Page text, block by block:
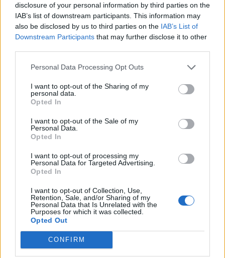
disclosure of your personal information by third parties on the
IAB’s list of downstream participants. This information may
also be disclosed by us to third parties on the IAB’s List of
Downstream Participants that may further disclose it to other
Personal Data Processing Opt Outs
I want to opt-out of the Sharing of my
personal data.
Opted In
I want to opt-out of the Sale of my
Personal Data.
Opted In
I want to opt-out of processing my
Personal Data for Targeted Advertising.
Opted In
I want to opt-out of Collection, Use,
Retention, Sale, and/or Sharing of my
Personal Data that Is Unrelated with the
Purposes for which it was collected.
Opted Out
CONFIRM
ΡΟΗ ΕΙΔΗΣΕΩΝ
για την ενίσχυση της βιοασφάλειας
07/08/2026 - 17:02
Deloitte Ελλάδος: Χρηματοοικονομικός σύμβουλος
της ΔΕΗ για την είσοδο στην πολωνική αγορά
07/08/2026 - 16:38 ΕΠΙΧΕΙΡΗΣΕΙΣ
για την ανάπτυξη προηγμένων αμυντικών
τεχνολογιών
07/08/2026 - 16:11 ΕΠΙΧΕΙΡΗΣΕΙΣ
Συνάλλαγμα: Το ευρώ ενισχύεται 0,08%, στα
1,1534 δολάρια